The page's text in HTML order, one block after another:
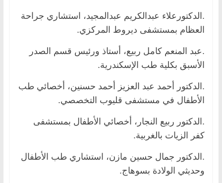
.الدكتورعلاء عبدالكريم عبدالمجيد، استشاري جراحة
العظام بمستشفى ديروط المركزي.
.عبد المنعم كامل ربيع، أستاذ ورئيس قسم الصدر
الأسبق بكلية طب الإسكندرية.
.الدكتور أحمد عبد العزيز أحمد حسنين، أخصائي طب
الأطفال في مستشفى قليوب التخصصي.
.الدكتور ربيع النجار، أخصائي الأطفال بمستشفى
كفر الزيات بالغربية.
.الدكتور جمال حسين مازن، استشاري طب الأطفال
وحديثي الولادة بسوهاج.